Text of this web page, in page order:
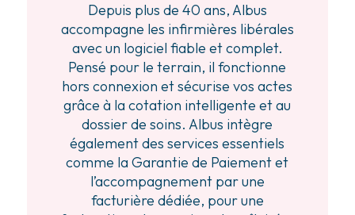
Depuis plus de 40 ans, Albus
accompagne les infirmières libérales
avec un logiciel fiable et complet.
Pensé pour le terrain, il fonctionne
hors connexion et sécurise vos actes
grâce à la cotation intelligente et au
dossier de soins. Albus intègre
également des services essentiels
comme la Garantie de Paiement et
l’accompagnement par une
facturière dédiée, pour une